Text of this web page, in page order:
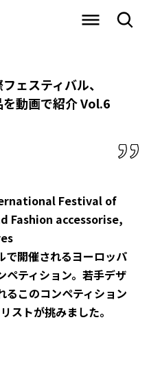
ェスティバル、
動画で紹介 Vol.6
Festival of
Fashion accessorise,
で開催されるヨーロッパ
ペティション。若手デザ
るこのコンペティション
ストが挑みました。